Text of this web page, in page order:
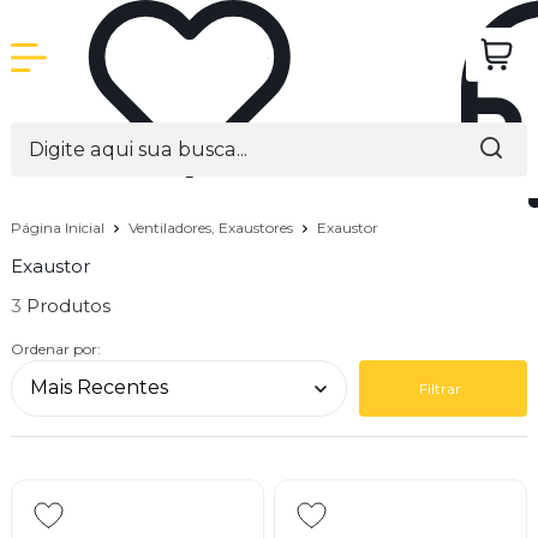
Página Inicial Ventiladores, Exaustores Exaustor
Exaustor
3
Ordenar por:
Filtrar